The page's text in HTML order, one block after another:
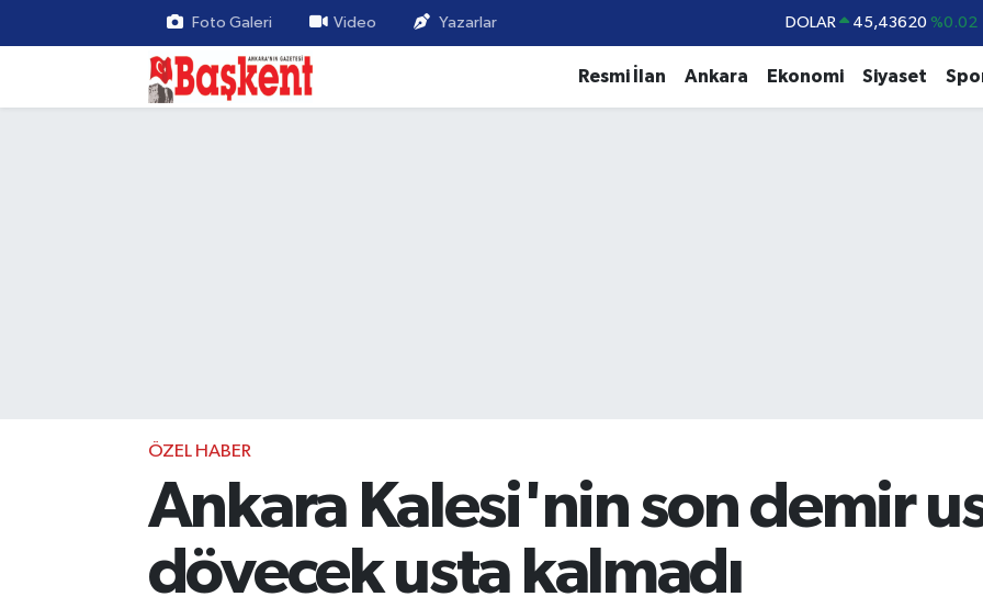
Foto Galeri Video Yazarlar EURO 53,38690 %0.19
Resmi İlan Ankara Ekonomi Siyaset
ÖZEL HABER
Ankara Kalesi'nin son demir
dövecek usta kalmadı